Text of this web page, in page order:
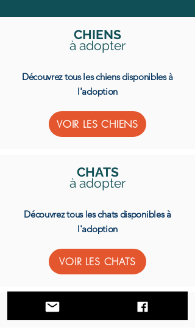
CHIENS
à adopter
Découvrez tous les chiens disponibles à
l'adoption
VOIR LES CHIENS
CHATS
à adopter
Découvrez tous les chats disponibles à
l'adoption
VOIR LES CHATS
FAIRE UN DON